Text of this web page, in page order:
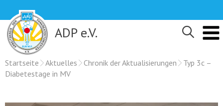
content
ADP e.V.
Startseite Aktuelles Chronik der Aktualisierungen
Typ 3c –
Diabetestage in MV